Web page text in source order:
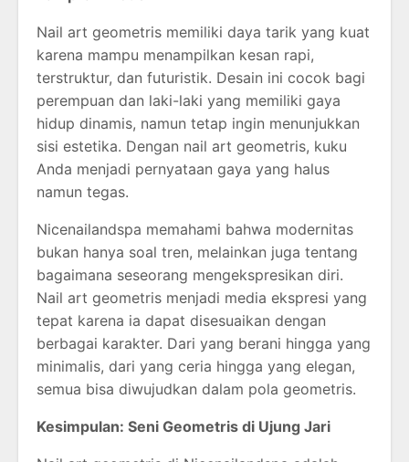
Nail art geometris memiliki daya tarik yang kuat
karena mampu menampilkan kesan rapi,
terstruktur, dan futuristik. Desain ini cocok bagi
perempuan dan laki-laki yang memiliki gaya
hidup dinamis, namun tetap ingin menunjukkan
sisi estetika. Dengan nail art geometris, kuku
Anda menjadi pernyataan gaya yang halus
namun tegas.
Nicenailandspa memahami bahwa modernitas
bukan hanya soal tren, melainkan juga tentang
bagaimana seseorang mengekspresikan diri.
Nail art geometris menjadi media ekspresi yang
tepat karena ia dapat disesuaikan dengan
berbagai karakter. Dari yang berani hingga yang
minimalis, dari yang ceria hingga yang elegan,
semua bisa diwujudkan dalam pola geometris.
Kesimpulan: Seni Geometris di Ujung Jari